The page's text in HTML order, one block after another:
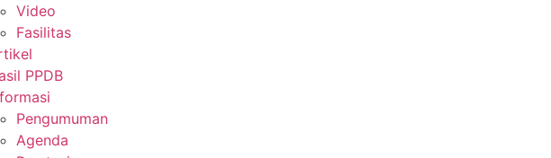
Video
Fasilitas
PPDB
Pengumuman
Agenda